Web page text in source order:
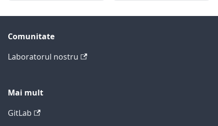
Comunitate
Laboratorul nostru
Mai mult
GitLab